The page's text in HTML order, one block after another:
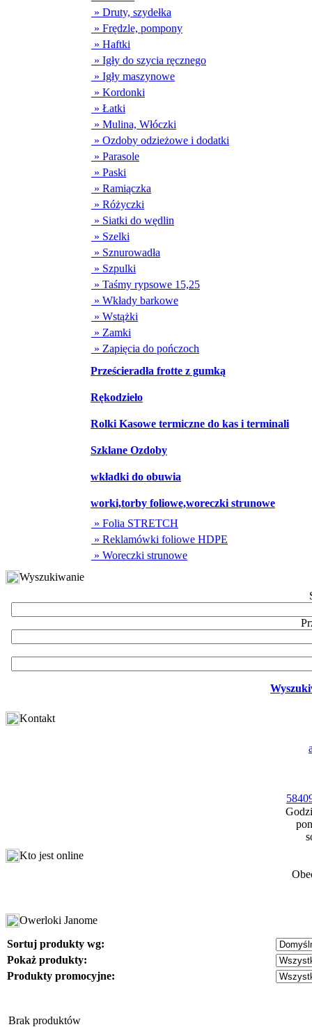
» Druty, szydełka
» Frędzle, pompony
» Haftki
» Igły do szycia ręcznego
» Igły maszynowe
» Kordonki
» Łatki
» Mulina, Włóczki
» Ozdoby odzieżowe i dodatki
» Parasole
» Paski
» Ramiączka
» Różyczki
» Siatki do wędlin
» Szelki
» Sznurowadła
» Szpulki
» Taśmy rypsowe 15,25
» Wkłady barkowe
» Wstążki
» Zamki
» Zapięcia do pończoch
Prześcieradła frotte z gumką
Rękodzieło
Rolki Kasowe termiczne do kas i terminali
Szklane Ozdoby
wkładki do obuwia
worki,torby foliowe,woreczki strunowe
» Folia STRETCH
» Reklamówki foliowe HDPE
» Woreczki strunowe
Wyszukiwanie
Kontakt
Kto jest online
Owerloki Janome
Sortuj produkty wg:
Pokaż produkty:
Produkty promocyjne:
Brak produktów